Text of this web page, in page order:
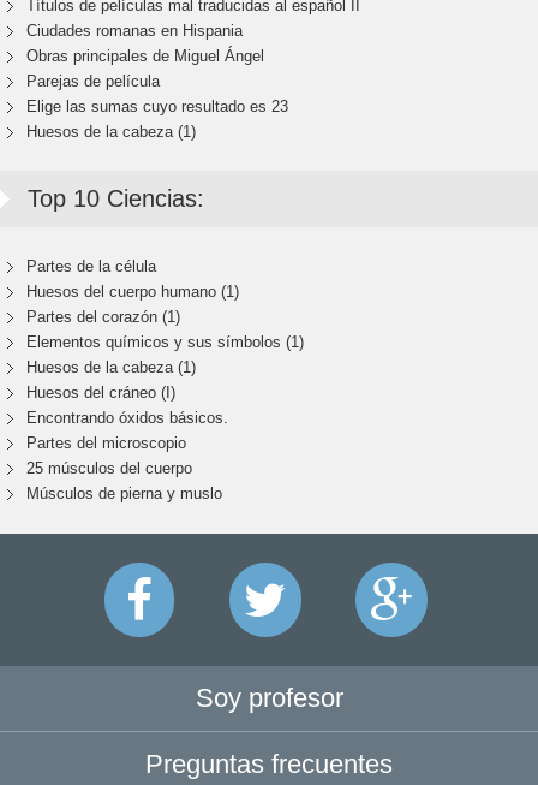
Títulos de películas mal traducidas al español II
Ciudades romanas en Hispania
Obras principales de Miguel Ángel
Parejas de película
Elige las sumas cuyo resultado es 23
Huesos de la cabeza (1)
Top 10 Ciencias:
Partes de la célula
Huesos del cuerpo humano (1)
Partes del corazón (1)
Elementos químicos y sus símbolos (1)
Huesos de la cabeza (1)
Huesos del cráneo (I)
Encontrando óxidos básicos.
Partes del microscopio
25 músculos del cuerpo
Músculos de pierna y muslo
Soy profesor
Preguntas frecuentes